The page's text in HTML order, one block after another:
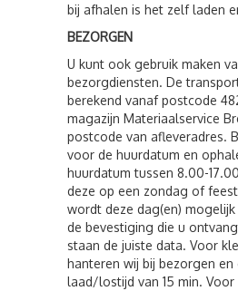
bij afhalen is het zelf laden
BEZORGEN
U kunt ook gebruik maken
bezorgdiensten. De
berekend vanaf postcode
magazijn Materiaalservice
postcode van afleveradres.
voor de huurdatum en
huurdatum tussen 8.00-
deze op een zondag of
wordt deze dag(en)
de bevestiging die u
staan de juiste data. Voor
hanteren wij bij bezorgen en
laad/lostijd van 15 min.